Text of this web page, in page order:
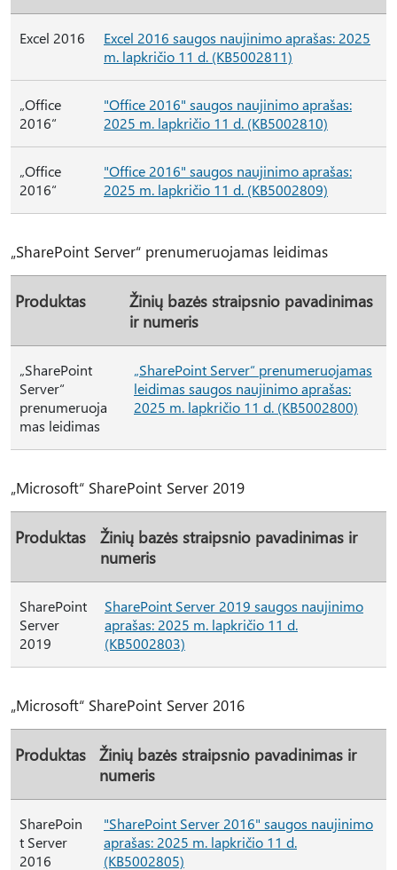
Excel 2016
Excel 2016 saugos naujinimo aprašas: 2025
m. lapkričio 11 d. (KB5002811)
„Office
2016“
"Office 2016" saugos naujinimo aprašas:
2025 m. lapkričio 11 d. (KB5002810)
„Office
2016“
"Office 2016" saugos naujinimo aprašas:
2025 m. lapkričio 11 d. (KB5002809)
„SharePoint Server“ prenumeruojamas leidimas
Produktas
Žinių bazės straipsnio pavadinimas
ir numeris
„SharePoint
Server“
prenumeruoja
mas leidimas
„SharePoint Server“ prenumeruojamas
leidimas saugos naujinimo aprašas:
2025 m. lapkričio 11 d. (KB5002800)
„Microsoft“ SharePoint Server 2019
Produktas
Žinių bazės straipsnio pavadinimas ir
numeris
SharePoint
Server
2019
SharePoint Server 2019 saugos naujinimo
aprašas: 2025 m. lapkričio 11 d.
(KB5002803)
„Microsoft“ SharePoint Server 2016
Produktas
Žinių bazės straipsnio pavadinimas ir
numeris
SharePoin
t Server
2016
"SharePoint Server 2016" saugos naujinimo
aprašas: 2025 m. lapkričio 11 d.
(KB5002805)